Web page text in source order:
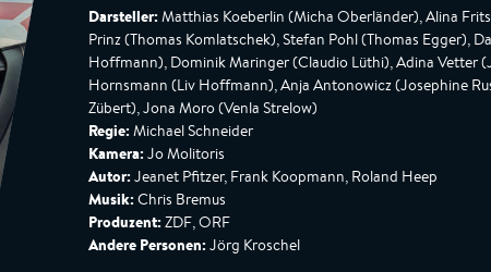
Darsteller: Matthias Koeberlin (Micha Oberländer), Alina
Prinz (Thomas Komlatschek), Stefan Pohl (Thomas Egger),
Hoffmann), Dominik Maringer (Claudio Lüthi), Adina Vetter
Hornsmann (Liv Hoffmann), Anja Antonowicz (Josephine
Zübert), Jona Moro (Venla Strelow)
Regie: Michael Schneider
Kamera: Jo Molitoris
Autor: Jeanet Pfitzer, Frank Koopmann, Roland Heep
Musik: Chris Bremus
Produzent: ZDF, ORF
Andere Personen: Jörg Kroschel